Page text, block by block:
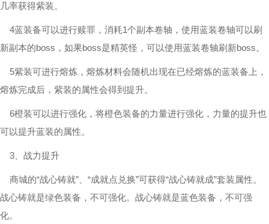
几率获得紫装。
4蓝装备可以进行赎罪，消耗1个副本卷轴，使用蓝装卷轴可以刷
新副本的boss，如果boss是精英怪，可以使用蓝装卷轴刷新boss。
5紫装可进行熔炼，熔炼材料会随机出现在已经熔炼的蓝装备上，
熔炼完成后，紫装的属性会得到提升。
6橙装可以进行强化，将橙色装备的力量进行强化，力量的提升也
可以提升蓝装的属性。
3、战力提升
商城的“战心铸就”、“成就点兑换”可获得“战心铸就成”套装属性。
战心铸就是绿色装备，不可强化。战心铸就是蓝色装备，不可强
化。